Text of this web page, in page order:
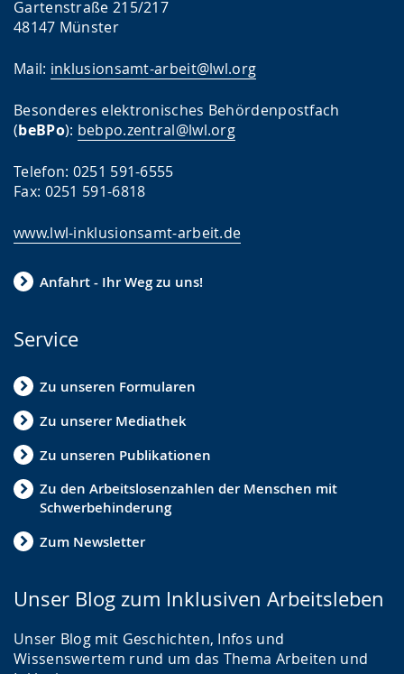
Gartenstraße 215/217
48147 Münster
Mail: inklusionsamt-arbeit@lwl.org
Besonderes elektronisches Behördenpostfach
(beBPo): bebpo.zentral@lwl.org
Telefon: 0251 591-6555
Fax: 0251 591-6818
www.lwl-inklusionsamt-arbeit.de
Anfahrt - Ihr Weg zu uns!
Service
Zu unseren Formularen
Zu unserer Mediathek
Zu unseren Publikationen
Zu den Arbeitslosenzahlen der Menschen mit
Schwerbehinderung
Zum Newsletter
Unser Blog zum Inklusiven Arbeitsleben
Unser Blog mit Geschichten, Infos und
Wissenswertem rund um das Thema Arbeiten und